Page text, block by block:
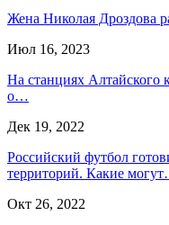
Жена Николая Дроздова
Июл 16, 2023
На станциях Алтайского
о…
Дек 19, 2022
Российский футбол
территорий. Какие
Окт 26, 2022